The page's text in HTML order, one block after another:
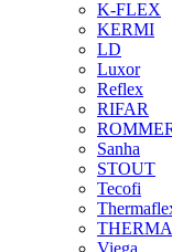
K-FLEX
KERMI
LD
Luxor
Reflex
RIFAR
Sanha
STOUT
Tecofi
Viega